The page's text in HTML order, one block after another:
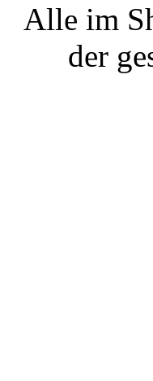
Alle im
der